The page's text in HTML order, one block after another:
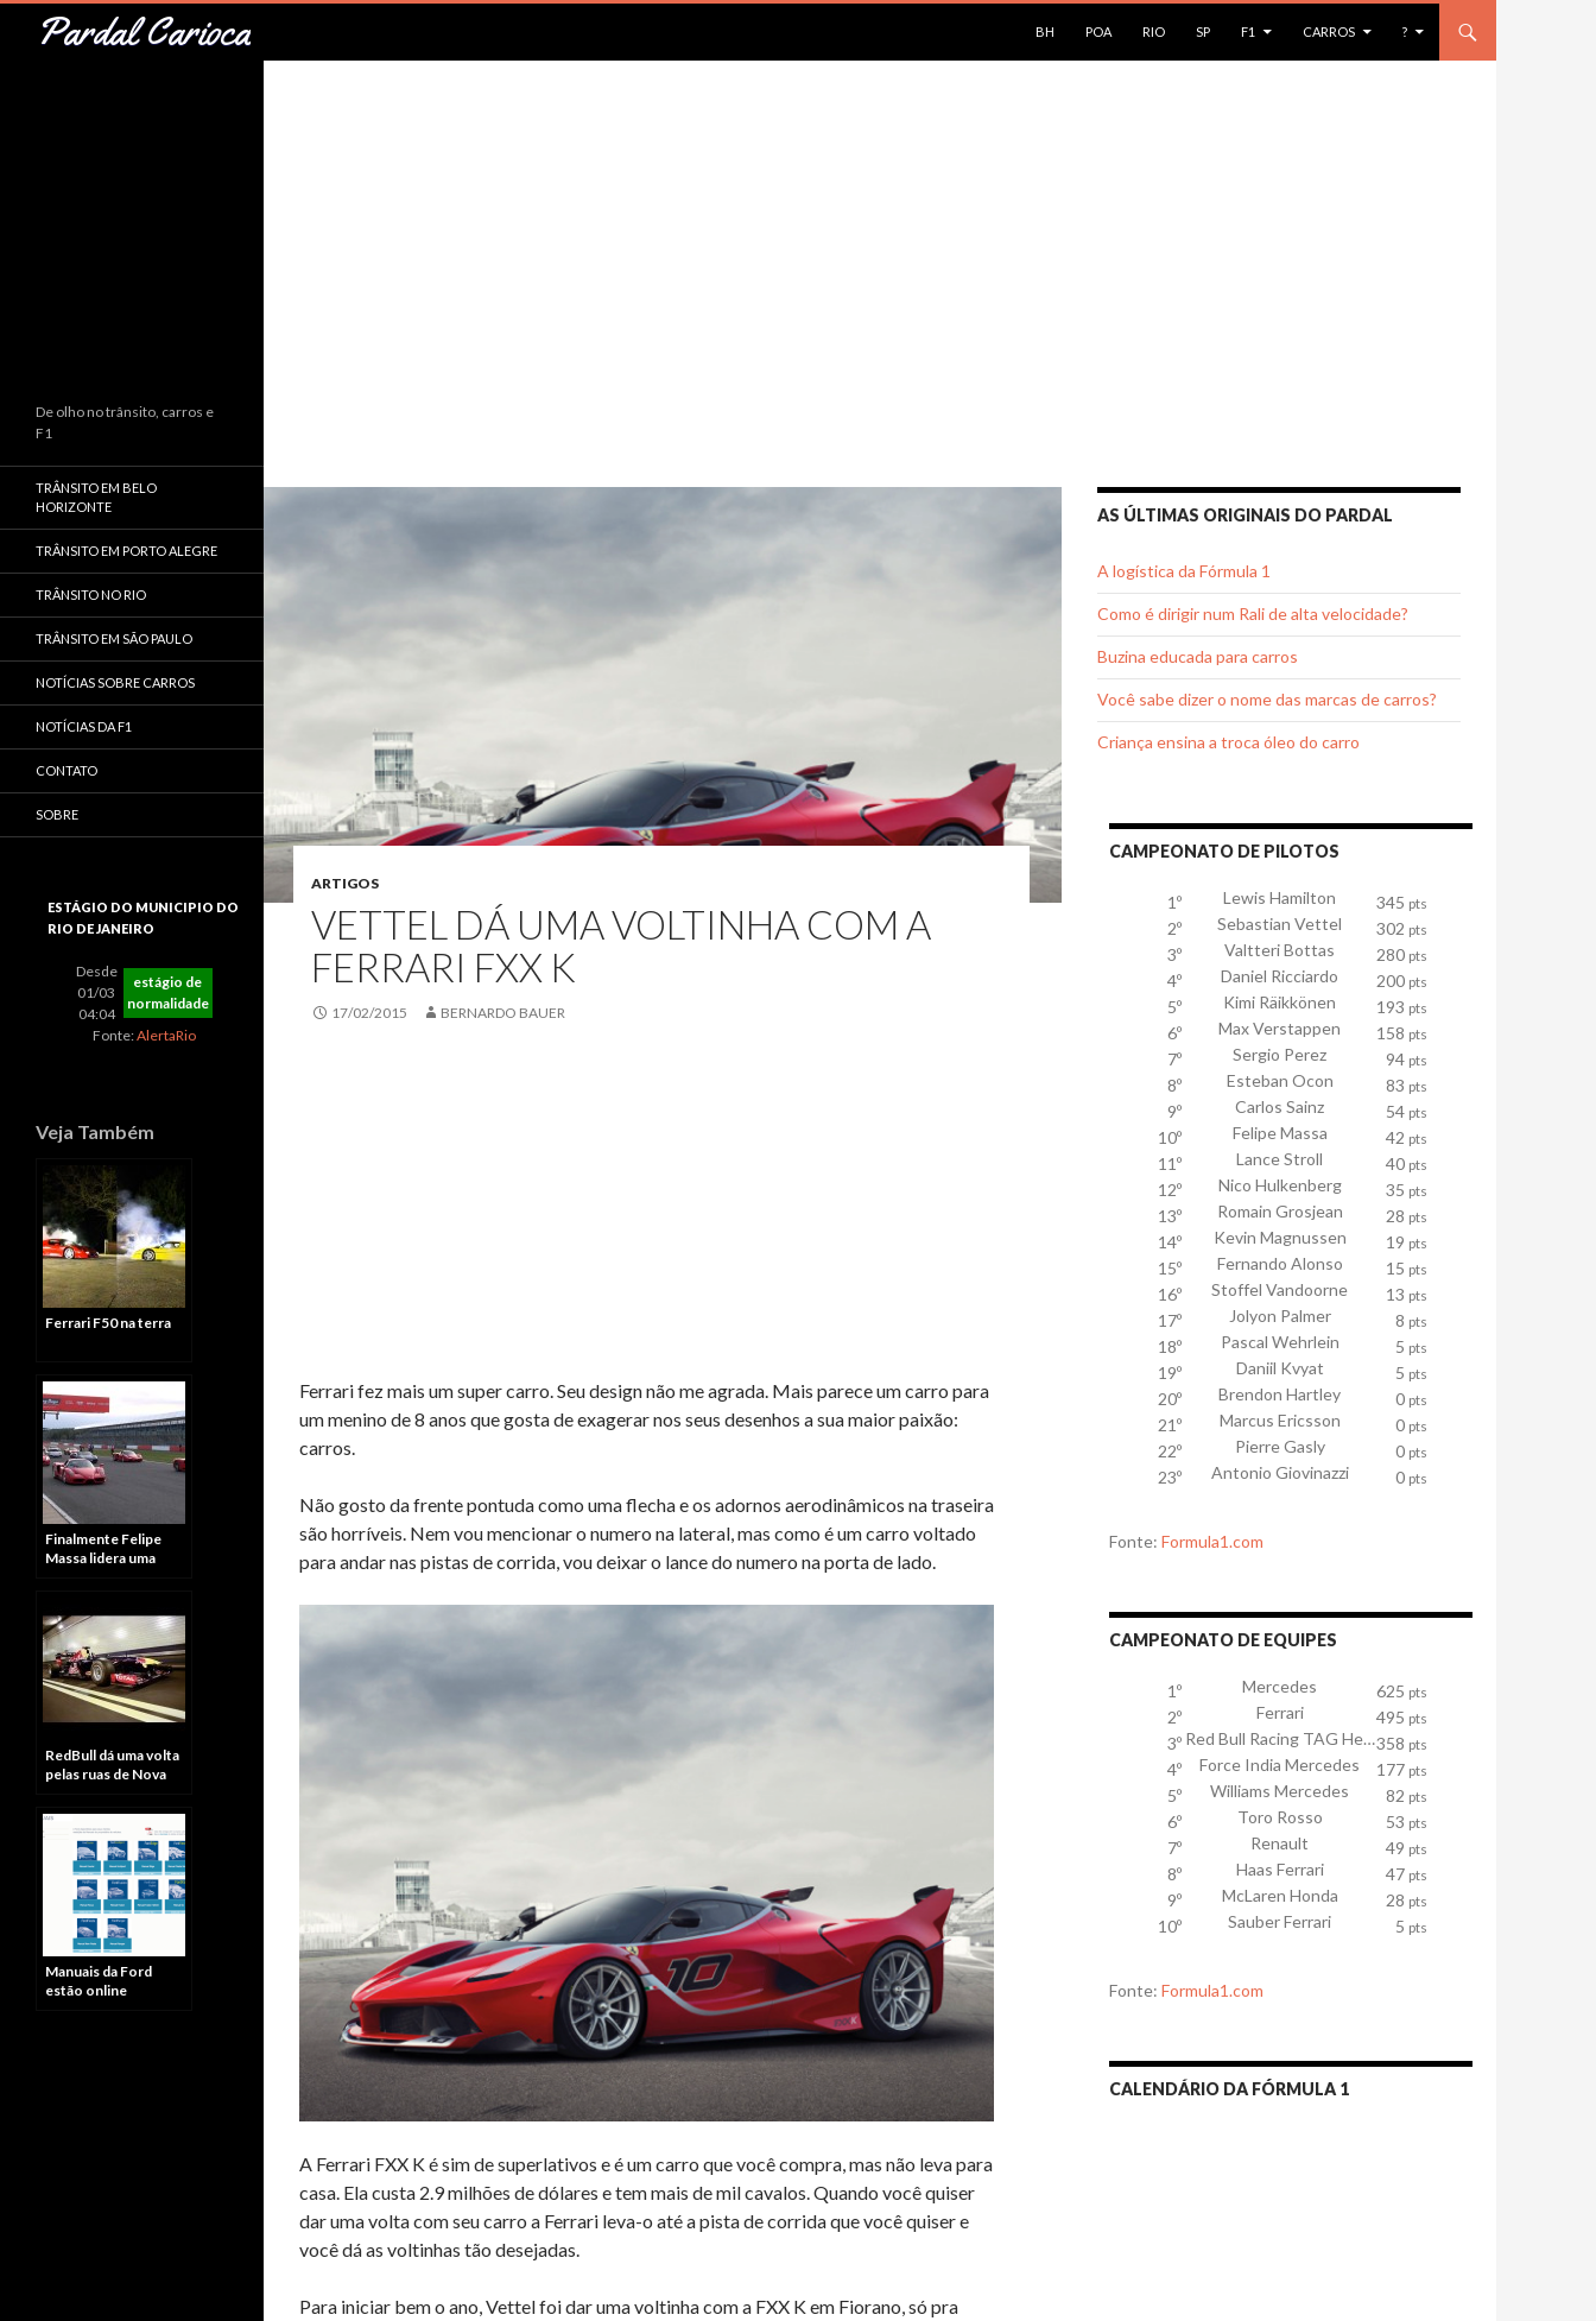
Pardal Carioca
Pesquisar
BH
POA RIO SP F1 CARROS ?
ARTIGOS
VETTEL DÁ UMA VOLTINHA COM A
FERRARI FXX K
17/02/2015 BERNARDO BAUER
Ferrari fez mais um super carro. Seu design não me agrada. Mais parece um carro para
um menino de 8 anos que gosta de exagerar nos seus desenhos a sua maior paixão:
carros.
Não gosto da frente pontuda como uma flecha e os adornos aerodinâmicos na traseira
são horríveis. Nem vou mencionar o numero na lateral, mas como é um carro voltado
para andar nas pistas de corrida, vou deixar o lance do numero na porta de lado.
A Ferrari FXX K é sim de superlativos e é um carro que você compra, mas não leva para
casa. Ela custa 2.9 milhões de dólares e tem mais de mil cavalos. Quando você quiser
dar uma volta com seu carro a Ferrari leva-o até a pista de corrida que você quiser e
você dá as voltinhas tão desejadas.
Para iniciar bem o ano, Vettel foi dar uma voltinha com a FXX K em Fiorano, só pra
AS ÚLTIMAS ORIGINAIS DO PARDAL
A logística da Fórmula 1
Como é dirigir num Rali de alta velocidade?
Buzina educada para carros
Você sabe dizer o nome das marcas de carros?
Criança ensina a troca óleo do carro
CAMPEONATO DE PILOTOS
1º Lewis Hamilton 345 pts
2º Sebastian Vettel 302 pts
3º Valtteri Bottas 280 pts
4º Daniel Ricciardo 200 pts
5º Kimi Räikkönen 193 pts
6º Max Verstappen 158 pts
7º Sergio Perez 94 pts
8º Esteban Ocon 83 pts
9º Carlos Sainz 54 pts
10º Felipe Massa 42 pts
11º Lance Stroll 40 pts
12º Nico Hulkenberg 35 pts
13º Romain Grosjean 28 pts
14º Kevin Magnussen 19 pts
15º Fernando Alonso 15 pts
16º Stoffel Vandoorne 13 pts
17º Jolyon Palmer 8 pts
18º Pascal Wehrlein 5 pts
19º Daniil Kvyat 5 pts
20º Brendon Hartley 0 pts
21º Marcus Ericsson 0 pts
22º Pierre Gasly 0 pts
23º Antonio Giovinazzi 0 pts
Fonte: Formula1.com
CAMPEONATO DE EQUIPES
1º Mercedes 625 pts
2º Ferrari 495 pts
3º Red Bull Racing TAG Heuer358 pts
4º Force India Mercedes 177 pts
5º Williams Mercedes 82 pts
6º Toro Rosso 53 pts
7º Renault 49 pts
8º Haas Ferrari 47 pts
9º McLaren Honda 28 pts
10º Sauber Ferrari 5 pts
Fonte: Formula1.com
CALENDÁRIO DA FÓRMULA 1
De olho no trânsito, carros e
F1
TRÂNSITO EM BELO
HORIZONTE
TRÂNSITO EM PORTO ALEGRE
TRÂNSITO NO RIO
TRÂNSITO EM SÃO PAULO
NOTÍCIAS SOBRE CARROS
NOTÍCIAS DA F1
CONTATO
SOBRE
ESTÁGIO DO MUNICIPIO DO
RIO DE JANEIRO
Desde
01/03
04:04
estágio de
normalidade
Fonte:AlertaRio
Veja Também
Ferrari F50 na terra
Finalmente Felipe
Massa lidera uma
RedBull dá uma volta
pelas ruas de Nova
Manuais da Ford
estão online